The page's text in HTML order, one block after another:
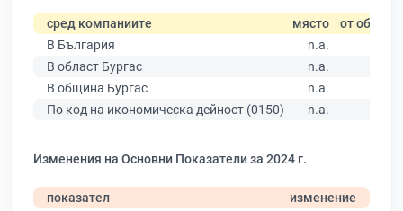
сред компаниите място от общо
В България
n.a.
В област Бургас
n.a.
В община Бургас
n.a.
По код на икономическа дейност (0150)
n.a.
Изменения на Основни Показатели за 2024 г.
показател
изменение